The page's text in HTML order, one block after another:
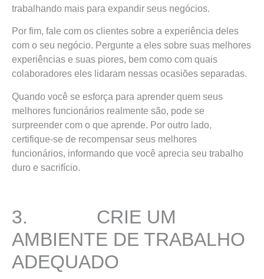
trabalhando mais para expandir seus negócios.
Por fim, fale com os clientes sobre a experiência deles
com o seu negócio. Pergunte a eles sobre suas melhores
experiências e suas piores, bem como com quais
colaboradores eles lidaram nessas ocasiões separadas.
Quando você se esforça para aprender quem seus
melhores funcionários realmente são, pode se
surpreender com o que aprende. Por outro lado,
certifique-se de recompensar seus melhores
funcionários, informando que você aprecia seu trabalho
duro e sacrifício.
3. CRIE UM
AMBIENTE DE TRABALHO
ADEQUADO